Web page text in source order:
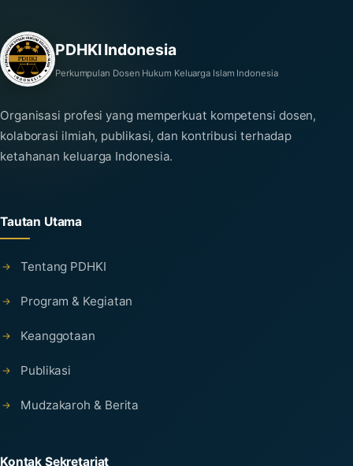
PDHKI Indonesia
Perkumpulan Dosen Hukum Keluarga Islam Indonesia
Organisasi profesi yang memperkuat kompetensi dosen,
kolaborasi ilmiah, publikasi, dan kontribusi terhadap
ketahanan keluarga Indonesia.
Tautan Utama
Tentang PDHKI
Program & Kegiatan
Keanggotaan
Publikasi
Mudzakaroh & Berita
Kontak Sekretariat